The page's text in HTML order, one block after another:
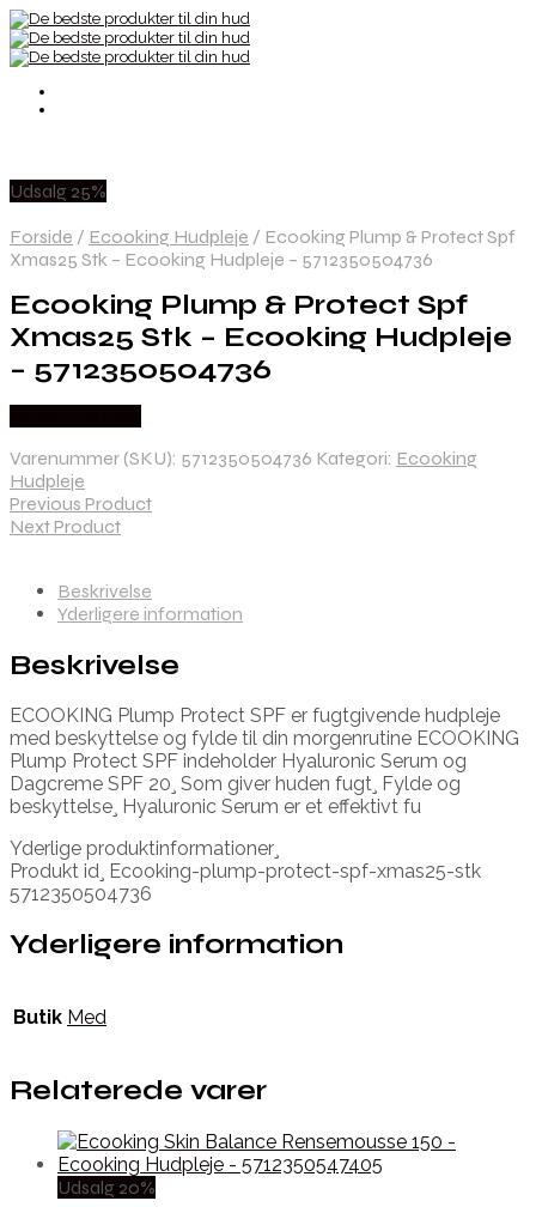
Udsalg 25%
Forside / Ecooking Hudpleje / Ecooking Plump & Protect Spf
Xmas25 Stk – Ecooking Hudpleje – 5712350504736
Ecooking Plump & Protect Spf
Xmas25 Stk – Ecooking Hudpleje
– 5712350504736
Varenummer (SKU): 5712350504736 Kategori: Ecooking
Hudpleje
Previous Product
Next Product
Beskrivelse
Yderligere information
Beskrivelse
ECOOKING Plump Protect SPF er fugtgivende hudpleje
med beskyttelse og fylde til din morgenrutine ECOOKING
Plump Protect SPF indeholder Hyaluronic Serum og
Dagcreme SPF 20¸ Som giver huden fugt¸ Fylde og
beskyttelse¸ Hyaluronic Serum er et effektivt fu
Yderlige produktinformationer¸
Produkt id¸ Ecooking-plump-protect-spf-xmas25-stk
5712350504736
Yderligere information
Butik Med
Relaterede varer
Udsalg 20%